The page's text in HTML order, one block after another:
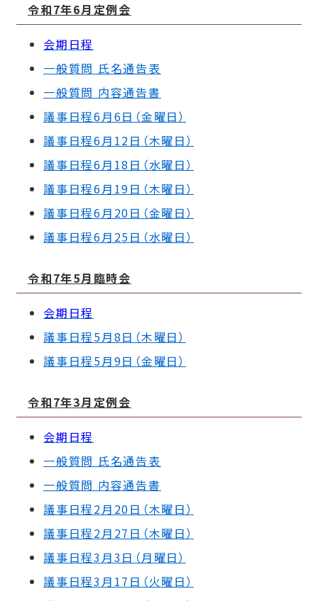
令和7年6月定例会
会期日程
一般質問 氏名通告表
一般質問 内容通告書
議事日程6月6日（金曜日）
議事日程6月12日（木曜日）
議事日程6月18日（水曜日）
議事日程6月19日（木曜日）
議事日程6月20日（金曜日）
議事日程6月25日（水曜日）
令和7年5月臨時会
会期日程
議事日程5月8日（木曜日）
議事日程5月9日（金曜日）
令和7年3月定例会
会期日程
一般質問 氏名通告表
一般質問 内容通告書
議事日程2月20日（木曜日）
議事日程2月27日（木曜日）
議事日程3月3日（月曜日）
議事日程3月17日（火曜日）